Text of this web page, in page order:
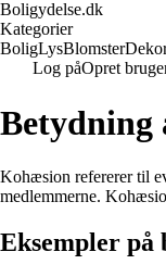
Boligydelse.dk
Kategorier
BoligLysBlomster
Log påOpret
Betydning
Kohæsion refererer til
medlemmerne.
Eksempler på